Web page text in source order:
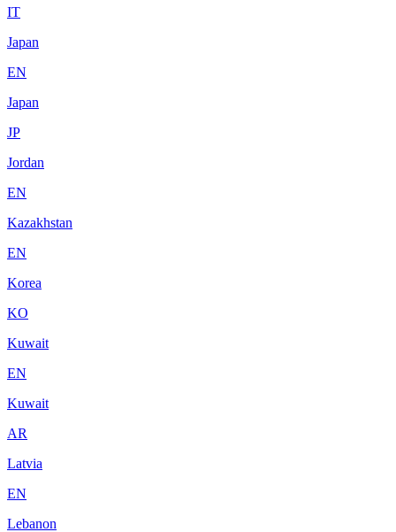
IT
Japan
EN
Japan
JP
Jordan
EN
Kazakhstan
EN
Korea
KO
Kuwait
EN
Kuwait
AR
Latvia
EN
Lebanon